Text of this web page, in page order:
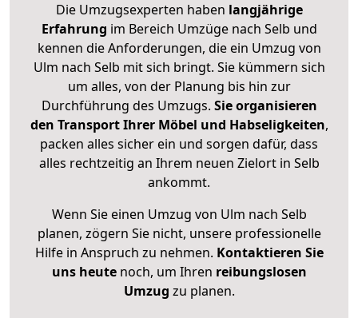
Die Umzugsexperten haben langjährige
Erfahrung im Bereich Umzüge nach Selb und
kennen die Anforderungen, die ein Umzug von
Ulm nach Selb mit sich bringt. Sie kümmern sich
um alles, von der Planung bis hin zur
Durchführung des Umzugs. Sie organisieren
den Transport Ihrer Möbel und Habseligkeiten,
packen alles sicher ein und sorgen dafür, dass
alles rechtzeitig an Ihrem neuen Zielort in Selb
ankommt.
Wenn Sie einen Umzug von Ulm nach Selb
planen, zögern Sie nicht, unsere professionelle
Hilfe in Anspruch zu nehmen. Kontaktieren Sie
uns heutenoch, um Ihren reibungslosen
Umzug zu planen.